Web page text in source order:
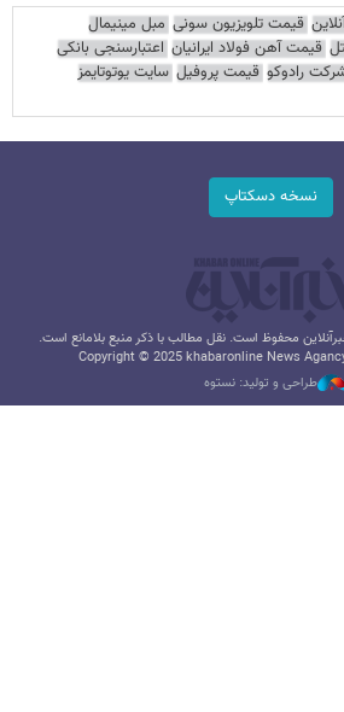
قیمت تلویزیون سونی مبل مینیمال
قیمت آهن فولاد ایرانیان اعتبارسنجی بانکی
رادوکو قیمت پروفیل سایت یوتوتایمز
نسخه دسکتاپ
محفوظ است. نقل مطالب با ذکر منبع بلامانع است.
Copyright © 2025 khabaronline News
طراحی و تولید: نستوه